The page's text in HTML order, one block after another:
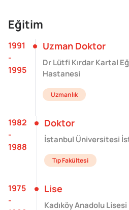
Eğitim
1991
-
1995
Uzman Doktor
Dr Lütfi Kırdar Kartal
Hastanesi
Uzmanlık
1982
-
1988
Doktor
İstanbul Üniversitesi
Tıp Fakültesi
1975
-
Lise
Kadıköy Anadolu